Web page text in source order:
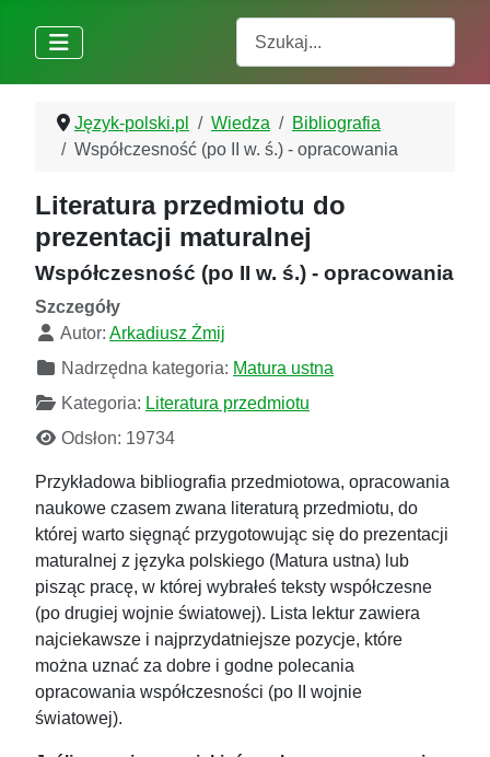
Język-polski.pl Wiedza
Bibliografia
Współczesność (po II w. ś.) - opracowania
Literatura przedmiotu do
prezentacji maturalnej
Współczesność (po II w. ś.) - opracowania
Szczegóły
Autor: Arkadiusz Żmij
Nadrzędna kategoria: Matura ustna
Kategoria: Literatura przedmiotu
Odsłon: 19734
Przykładowa bibliografia przedmiotowa, opracowania
naukowe czasem zwana literaturą przedmiotu, do
której warto sięgnąć przygotowując się do prezentacji
maturalnej z języka polskiego (Matura ustna) lub
pisząc pracę, w której wybrałeś teksty współczesne
(po drugiej wojnie światowej). Lista lektur zawiera
najciekawsze i najprzydatniejsze pozycje, które
można uznać za dobre i godne polecania
opracowania współczesności (po II wojnie
światowej).